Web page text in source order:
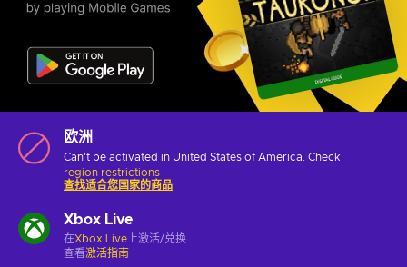
欧洲
Can't be activated in United States of America. Check
region restrictions
查找适合您国家的商品
Xbox Live
在Xbox Live 上激活/兑换
查看激活指南